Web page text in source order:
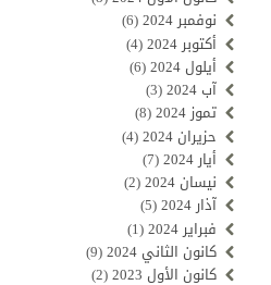
نوفمبر 2024
(6)
أكتوبر 2024
(4)
أيلول 2024
(6)
آب 2024
(3)
تموز 2024
(8)
حزيران 2024
(4)
أيار 2024
(7)
نيسان 2024
(2)
آذار 2024
(5)
فبراير 2024
(1)
كانون الثاني 2024
(9)
كانون الأول 2023
(2)